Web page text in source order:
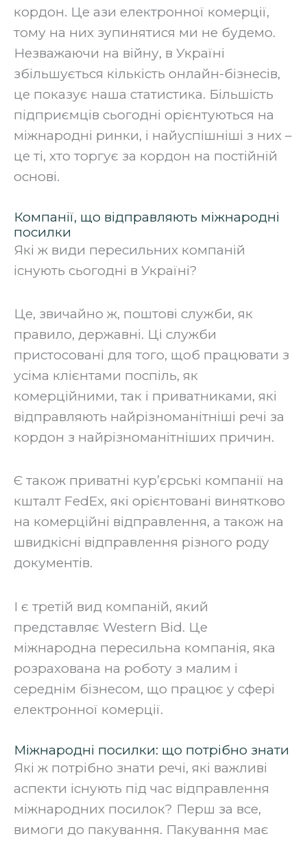
кордон. Це ази електронної комерції,
тому на них зупинятися ми не будемо.
Незважаючи на війну, в Україні
збільшується кількість онлайн-бізнесів,
це показує наша статистика. Більшість
підприємців сьогодні орієнтуються на
міжнародні ринки, і найуспішніші з них –
це ті, хто торгує за кордон на постійній
основі.
Компанії, що відправляють міжнародні
посилки
Які ж види пересильних компаній
існують сьогодні в Україні?
‍Це, звичайно ж, поштові служби, як
правило, державні. Ці служби
пристосовані для того, щоб працювати з
усіма клієнтами поспіль, як
комерційними, так і приватниками, які
відправляють найрізноманітніші речі за
кордон з найрізноманітніших причин.
‍Є також приватні кур’єрські компанії на
кшталт FedEx, які орієнтовані винятково
на комерційні відправлення, а також на
швидкісні відправлення різного роду
документів.
‍І є третій вид компаній, який
представляє Western Bid. Це
міжнародна пересильна компанія, яка
розрахована на роботу з малим і
середнім бізнесом, що працює у сфері
електронної комерції.
Міжнародні посилки: що потрібно знати
Які ж потрібно знати речі, які важливі
аспекти існують під час відправлення
міжнародних посилок? Перш за все,
вимоги до пакування. Пакування має